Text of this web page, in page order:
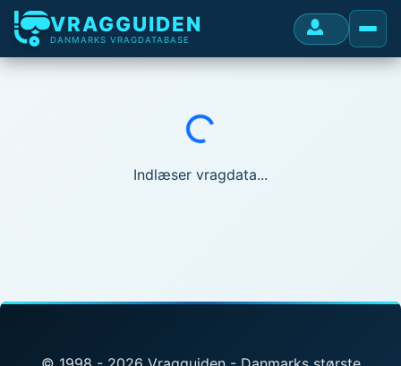
VRAGGUIDEN
DANMARKS VRAGDATABASE
Indlæser...
Indlæser vragdata...